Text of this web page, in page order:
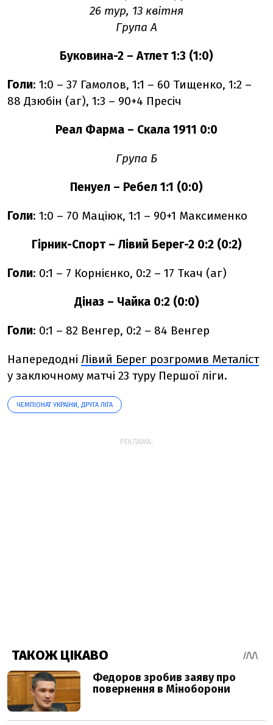
26 тур, 13 квітня
Група А
Буковина-2 – Атлет 1:3 (1:0)
Голи: 1:0 – 37 Гамолов, 1:1 – 60 Тищенко, 1:2 –
88 Дзюбін (аг), 1:3 – 90+4 Пресіч
Реал Фарма – Скала 1911 0:0
Група Б
Пенуел – Ребел 1:1 (0:0)
Голи: 1:0 – 70 Маціюк, 1:1 – 90+1 Максименко
Гірник-Спорт – Лівий Берег-2 0:2 (0:2)
Голи: 0:1 – 7 Корнієнко, 0:2 – 17 Ткач (аг)
Діназ – Чайка 0:2 (0:0)
Голи: 0:1 – 82 Венгер, 0:2 – 84 Венгер
Напередодні Лівий Берег розгромив Металіст
у заключному матчі 23 туру Першої ліги.
ЧЕМПІОНАТ УКРАЇНИ, ДРУГА ЛІГА
РЕКЛАМА: